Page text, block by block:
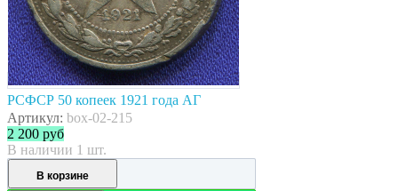
РСФСР 50 копеек 1921 года АГ
Артикул: box-02-215
2 200 руб
В наличии 1 шт.
В корзине